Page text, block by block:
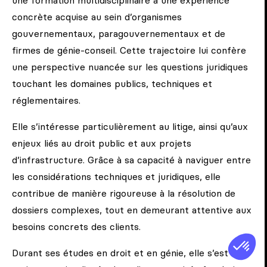
concrète acquise au sein d’organismes
gouvernementaux, paragouvernementaux et de
firmes de génie-conseil. Cette trajectoire lui confère
une perspective nuancée sur les questions juridiques
touchant les domaines publics, techniques et
réglementaires.
Elle s’intéresse particulièrement au litige, ainsi qu’aux
enjeux liés au droit public et aux projets
d’infrastructure. Grâce à sa capacité à naviguer entre
les considérations techniques et juridiques, elle
contribue de manière rigoureuse à la résolution de
dossiers complexes, tout en demeurant attentive aux
besoins concrets des clients.
Durant ses études en droit et en génie, elle s’est